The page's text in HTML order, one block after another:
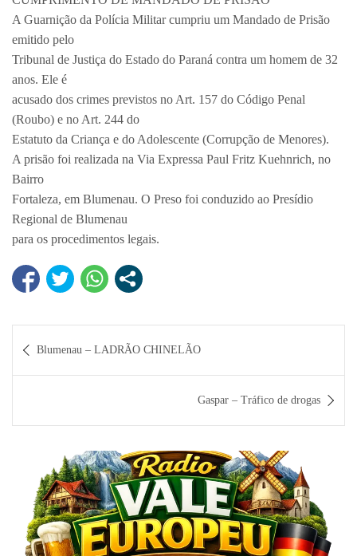
A Guarnição da Polícia Militar cumpriu um Mandado de Prisão
emitido pelo
Tribunal de Justiça do Estado do Paraná contra um homem de 32
anos. Ele é
acusado dos crimes previstos no Art. 157 do Código Penal
(Roubo) e no Art. 244 do
Estatuto da Criança e do Adolescente (Corrupção de Menores).
A prisão foi realizada na Via Expressa Paul Fritz Kuehnrich, no
Bairro
Fortaleza, em Blumenau. O Preso foi conduzido ao Presídio
Regional de Blumenau
para os procedimentos legais.
de
Blumenau – LADRÃO CHINELÃO
Gaspar – Tráfico de drogas